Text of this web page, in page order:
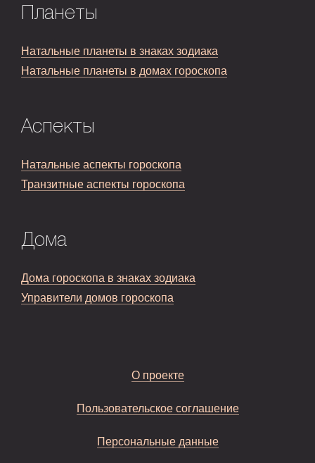
Планеты
Натальные планеты в знаках зодиака
Натальные планеты в домах гороскопа
Аспекты
Натальные аспекты гороскопа
Транзитные аспекты гороскопа
Дома
Дома гороскопа в знаках зодиака
Управители домов гороскопа
О проекте
Пользовательское соглашение
Персональные данные